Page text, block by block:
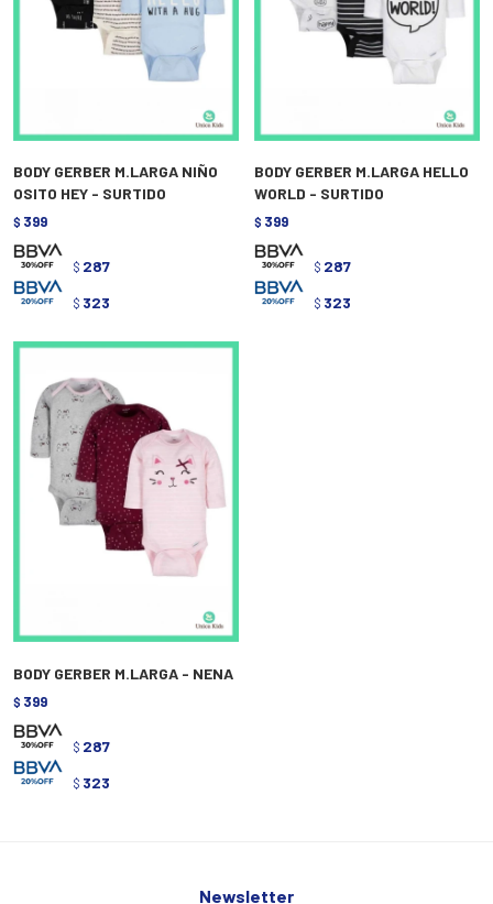
BODY GERBER M.LARGA NIÑO
OSITO HEY - SURTIDO
$ 399
$ 287
$ 323
BODY GERBER M.LARGA HELLO
WORLD - SURTIDO
$ 399
$ 287
$ 323
BODY GERBER M.LARGA - NENA
$ 399
$ 287
$ 323
Newsletter